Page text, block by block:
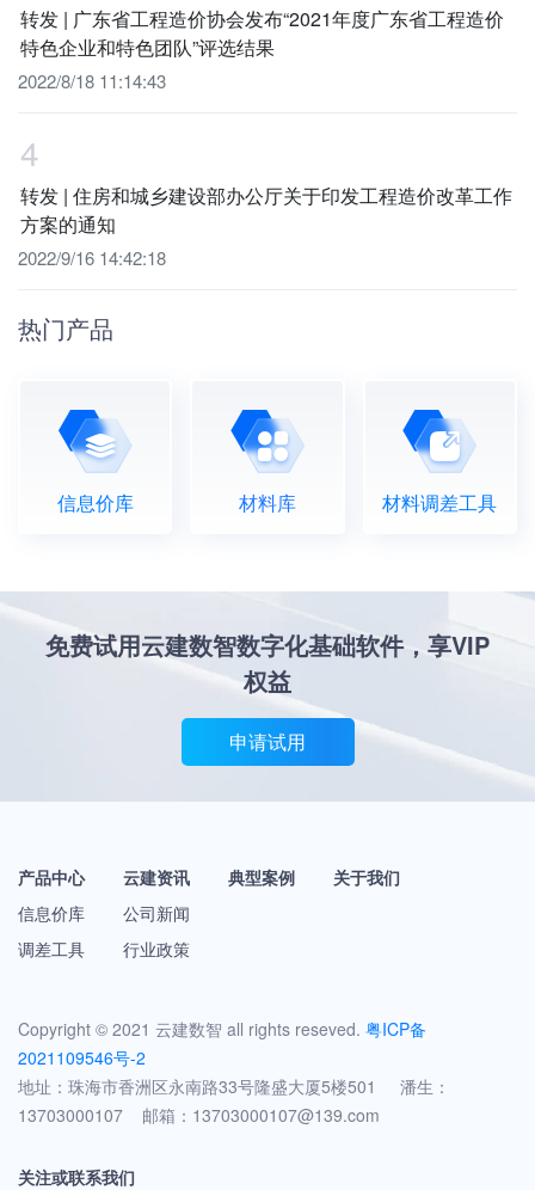
转发 | 广东省工程造价协会发布“2021年度广东省工程造价
特色企业和特色团队”评选结果
2022/8/18 11:14:43
4
转发 | 住房和城乡建设部办公厅关于印发工程造价改革工作
方案的通知
2022/9/16 14:42:18
热门产品
信息价库 材料库 材料调差工具
免费试用云建数智数字化基础软件，享VIP
权益
申请试用
产品中心
信息价库
调差工具
云建资讯
公司新闻
行业政策
典型案例 关于我们
Copyright © 2021 云建数智 all rights reseved. 粤ICP备
2021109546号-2
地址：珠海市香洲区永南路33号隆盛大厦5楼501 潘生：
13703000107 邮箱：13703000107@139.com
关注或联系我们